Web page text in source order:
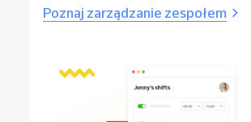
Poznaj zarządzanie zespołem